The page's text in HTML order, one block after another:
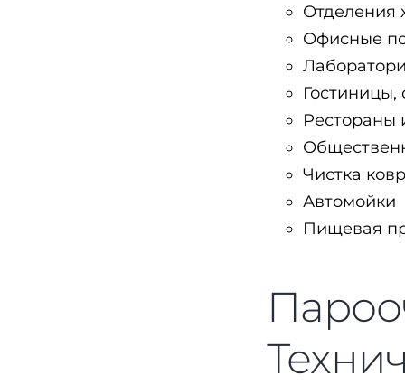
Отделения
Офисные
Гостиницы,
Рестораны
Чистка
Автомойки
Пищевая